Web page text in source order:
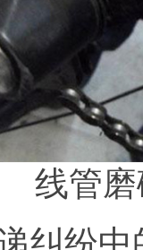
线管